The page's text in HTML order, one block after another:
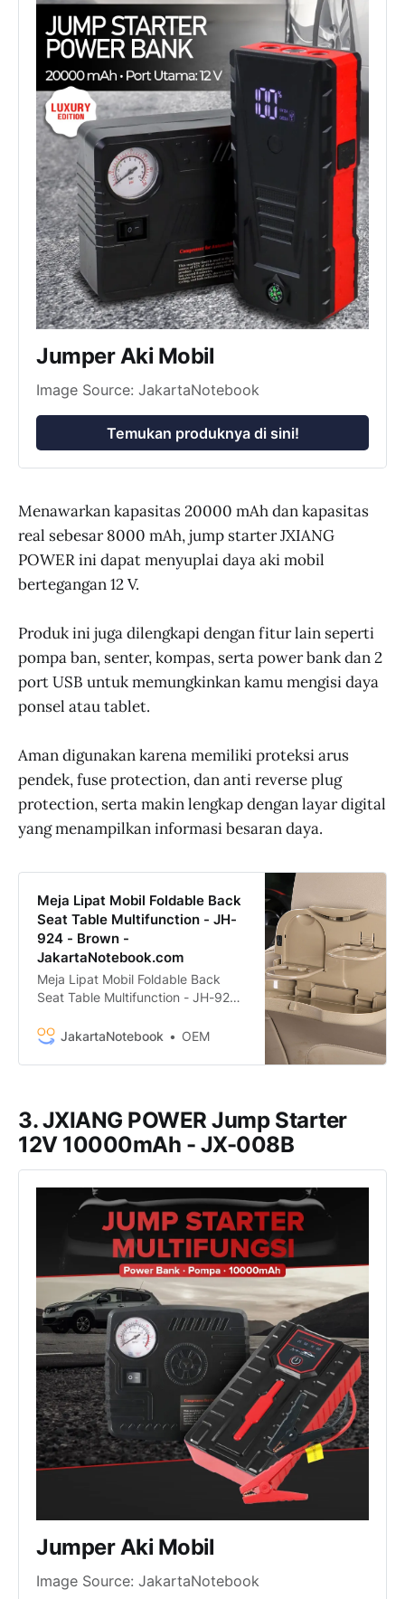
Jumper Aki Mobil
Image Source: JakartaNotebook
Temukan produknya di sini!
Menawarkan kapasitas 20000 mAh dan kapasitas
real sebesar 8000 mAh, jump starter JXIANG
POWER ini dapat menyuplai daya aki mobil
bertegangan 12 V.
Produk ini juga dilengkapi dengan fitur lain seperti
pompa ban, senter, kompas, serta power bank dan 2
port USB untuk memungkinkan kamu mengisi daya
ponsel atau tablet.
Aman digunakan karena memiliki proteksi arus
pendek, fuse protection, dan anti reverse plug
protection, serta makin lengkap dengan layar digital
yang menampilkan informasi besaran daya.
Meja Lipat Mobil Foldable Back
Seat Table Multifunction - JH-
924 - Brown -
JakartaNotebook.com
Meja Lipat Mobil Foldable Back
Seat Table Multifunction - JH-924
mudah Meja Lipat Mobil Foldable
JH-924 murah, garansi, dan bisa
JakartaNotebook OEM
3. JXIANG POWER Jump Starter
12V 10000mAh - JX-008B
Jumper Aki Mobil
Image Source: JakartaNotebook